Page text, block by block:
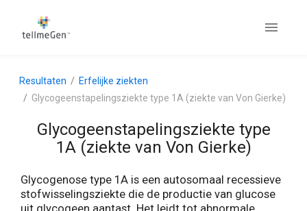
Resultaten
Erfelijke ziekten
Glycogeenstapelingsziekte type 1A (ziekte van Von Gierke)
Glycogeenstapelingsziekte type
1A (ziekte van Von Gierke)
Glycogenose type 1A is een autosomaal recessieve
stofwisselingsziekte die de productie van glucose